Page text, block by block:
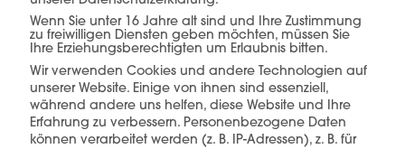
einer Hand.
mehr erfahren
Wenn Sie unter 16 Jahre alt sind und Ihre Zustimmung
zu freiwilligen Diensten geben möchten, müssen Sie
Ihre Erziehungsberechtigten um Erlaubnis bitten.
Wir verwenden Cookies und andere Technologien auf
unserer Website. Einige von ihnen sind essenziell,
während andere uns helfen, diese Website und Ihre
Erfahrung zu verbessern. Personenbezogene Daten
können verarbeitet werden (z. B. IP-Adressen), z. B. für